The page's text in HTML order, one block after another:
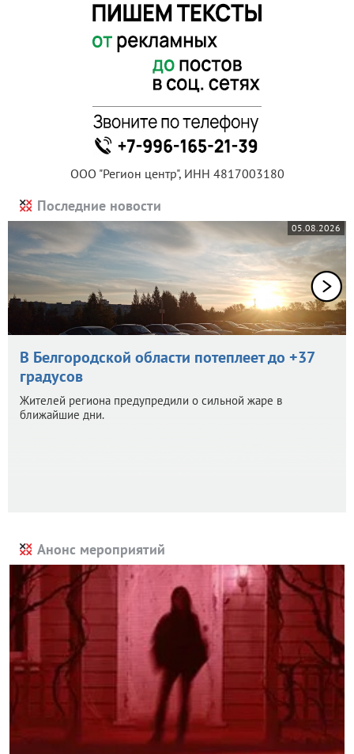
ООО "Регион центр", ИНН 4817003180
Последние новости
05.08.2026
В Белгородской области потеплеет до +37
градусов
Жителей региона предупредили о сильной жаре в
ближайшие дни.
Анонс мероприятий